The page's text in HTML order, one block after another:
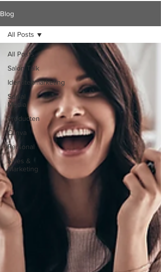
Blog
All Posts
Salon Talk
Identiteitmarketing
Social
Media
Producten
Canva
Personal
Sales &
Marketing
All Posts